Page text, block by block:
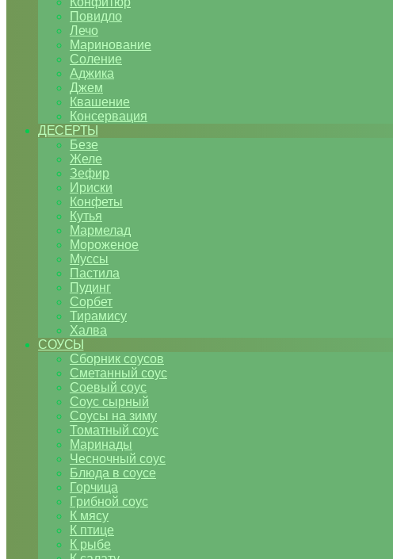
Повидло
Лечо
Маринование
Соление
Аджика
Джем
Квашение
Консервация
ДЕСЕРТЫ
Безе
Желе
Зефир
Ириски
Конфеты
Кутья
Мармелад
Мороженое
Муссы
Пастила
Пудинг
Сорбет
Тирамису
Халва
СОУСЫ
Сборник соусов
Сметанный соус
Соевый соус
Соус сырный
Соусы на зиму
Томатный соус
Маринады
Чесночный соус
Блюда в соусе
Горчица
Грибной соус
К мясу
К птице
К рыбе